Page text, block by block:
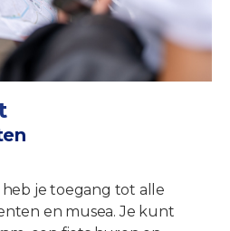
heb je toegang tot alle
en musea. Je kunt